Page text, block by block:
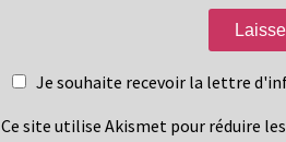
Je souhaite recevoir la lettre
Ce site utilise Akismet pour réduire